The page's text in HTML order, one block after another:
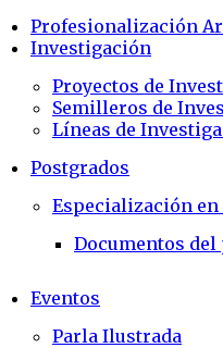
Profesionalización
Investigación
Proyectos de
Semilleros de
Líneas de
Postgrados
Especialización
Documentos
Eventos
Parla Ilustrada